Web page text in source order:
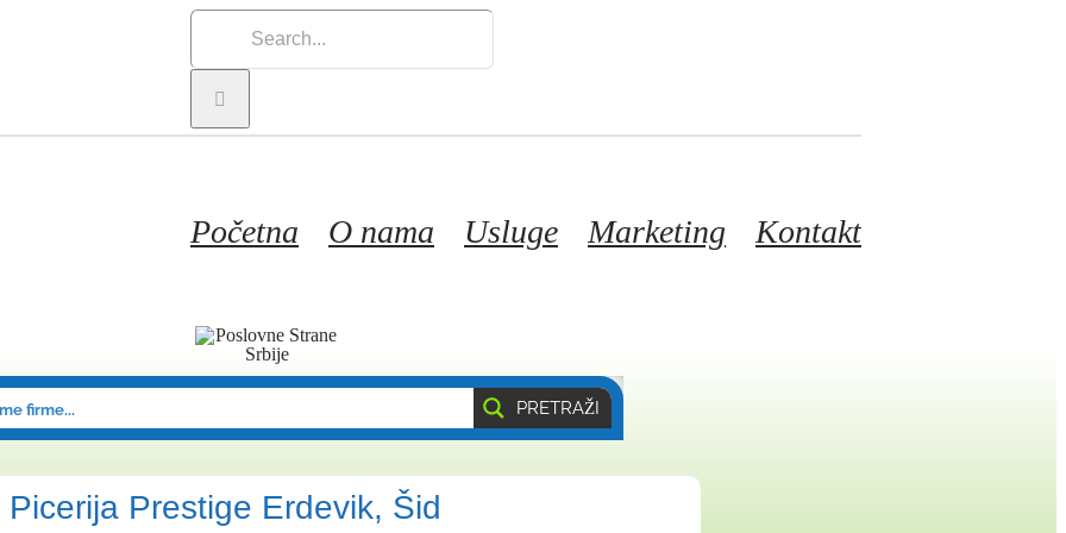
Search
Početna O nama Usluge Marketing Kontakt
PRETRAŽI
Picerija Prestige Erdevik, Šid